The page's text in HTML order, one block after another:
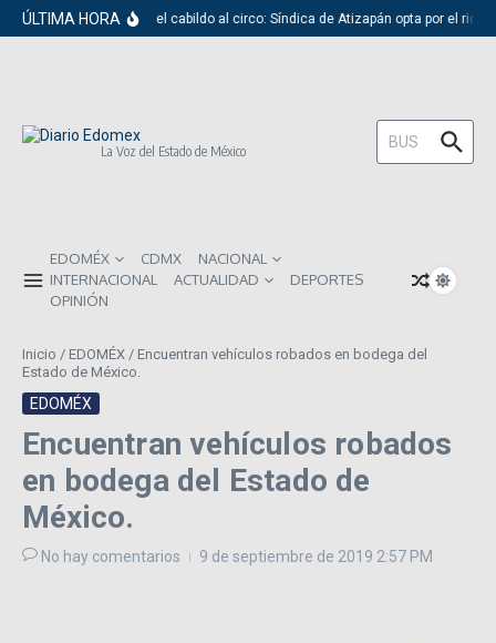
Saltar al contenido
ÚLTIMA HORA Del cabildo al circo: Síndica de Atizapán opta por el
La Voz del Estado de México
Buscar:
EDOMÉX CDMX
NACIONAL
INTERNACIONAL
ACTUALIDAD
DEPORTES
OPINIÓN
Inicio / EDOMÉX / Encuentran vehículos robados en bodega del
Estado de México.
EDOMÉX
Encuentran vehículos robados
en bodega del Estado de
México.
No hay comentarios 9 de septiembre de 2019 2:57 PM